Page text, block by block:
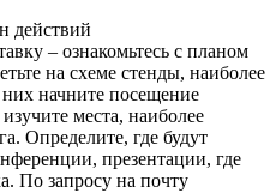
действий
– ознакомьтесь с планом
на схеме стенды, наиболее
начните посещение
места, наиболее
Определите, где будут
презентации, где
По запросу на почту